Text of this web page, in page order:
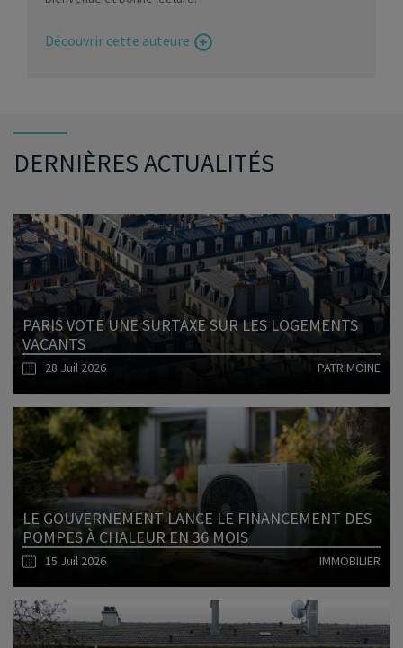
Découvrir cette auteure
DERNIÈRES ACTUALITÉS
PARIS VOTE UNE SURTAXE SUR LES LOGEMENTS
VACANTS
28 Juil 2026 PATRIMOINE
Lire l'article
LE GOUVERNEMENT LANCE LE FINANCEMENT DES
POMPES À CHALEUR EN 36 MOIS
15 Juil 2026 IMMOBILIER
Lire l'article